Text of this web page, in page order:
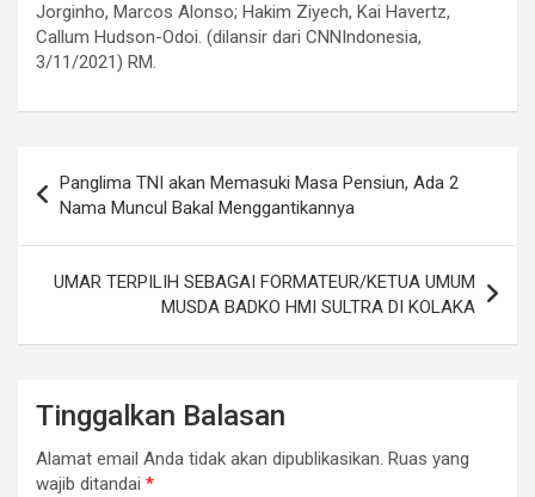
Jorginho, Marcos Alonso; Hakim Ziyech, Kai Havertz,
Callum Hudson-Odoi. (dilansir dari CNNIndonesia,
3/11/2021) RM.
pos
Panglima TNI akan Memasuki Masa Pensiun, Ada 2
Nama Muncul Bakal Menggantikannya
UMAR TERPILIH SEBAGAI FORMATEUR/KETUA UMUM
MUSDA BADKO HMI SULTRA DI KOLAKA
Tinggalkan Balasan
Alamat email Anda tidak akan dipublikasikan. Ruas yang
wajib ditandai *